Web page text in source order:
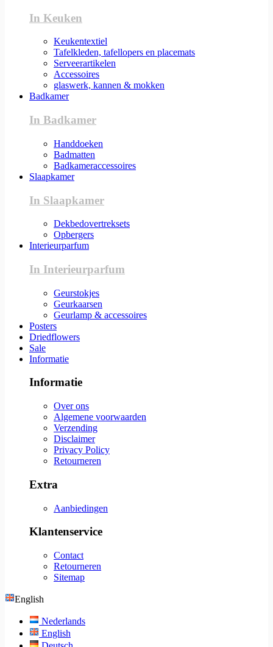
In Keuken
Keukentextiel
Tafelkleden, tafellopers en placemats
Serveerartikelen
Accessoires
glaswerk, kannen & mokken
Badkamer
In Badkamer
Handdoeken
Badmatten
Badkameraccessoires
Slaapkamer
In Slaapkamer
Dekbedovertreksets
Opbergers
Interieurparfum
In Interieurparfum
Geurstokjes
Geurkaarsen
Geurlamp & accessoires
Posters
Driedflowers
Sale
Informatie
Informatie
Over ons
Algemene voorwaarden
Verzending
Disclaimer
Privacy Policy
Retourneren
Extra
Aanbiedingen
Klantenservice
Contact
Retourneren
Sitemap
English
Nederlands
English